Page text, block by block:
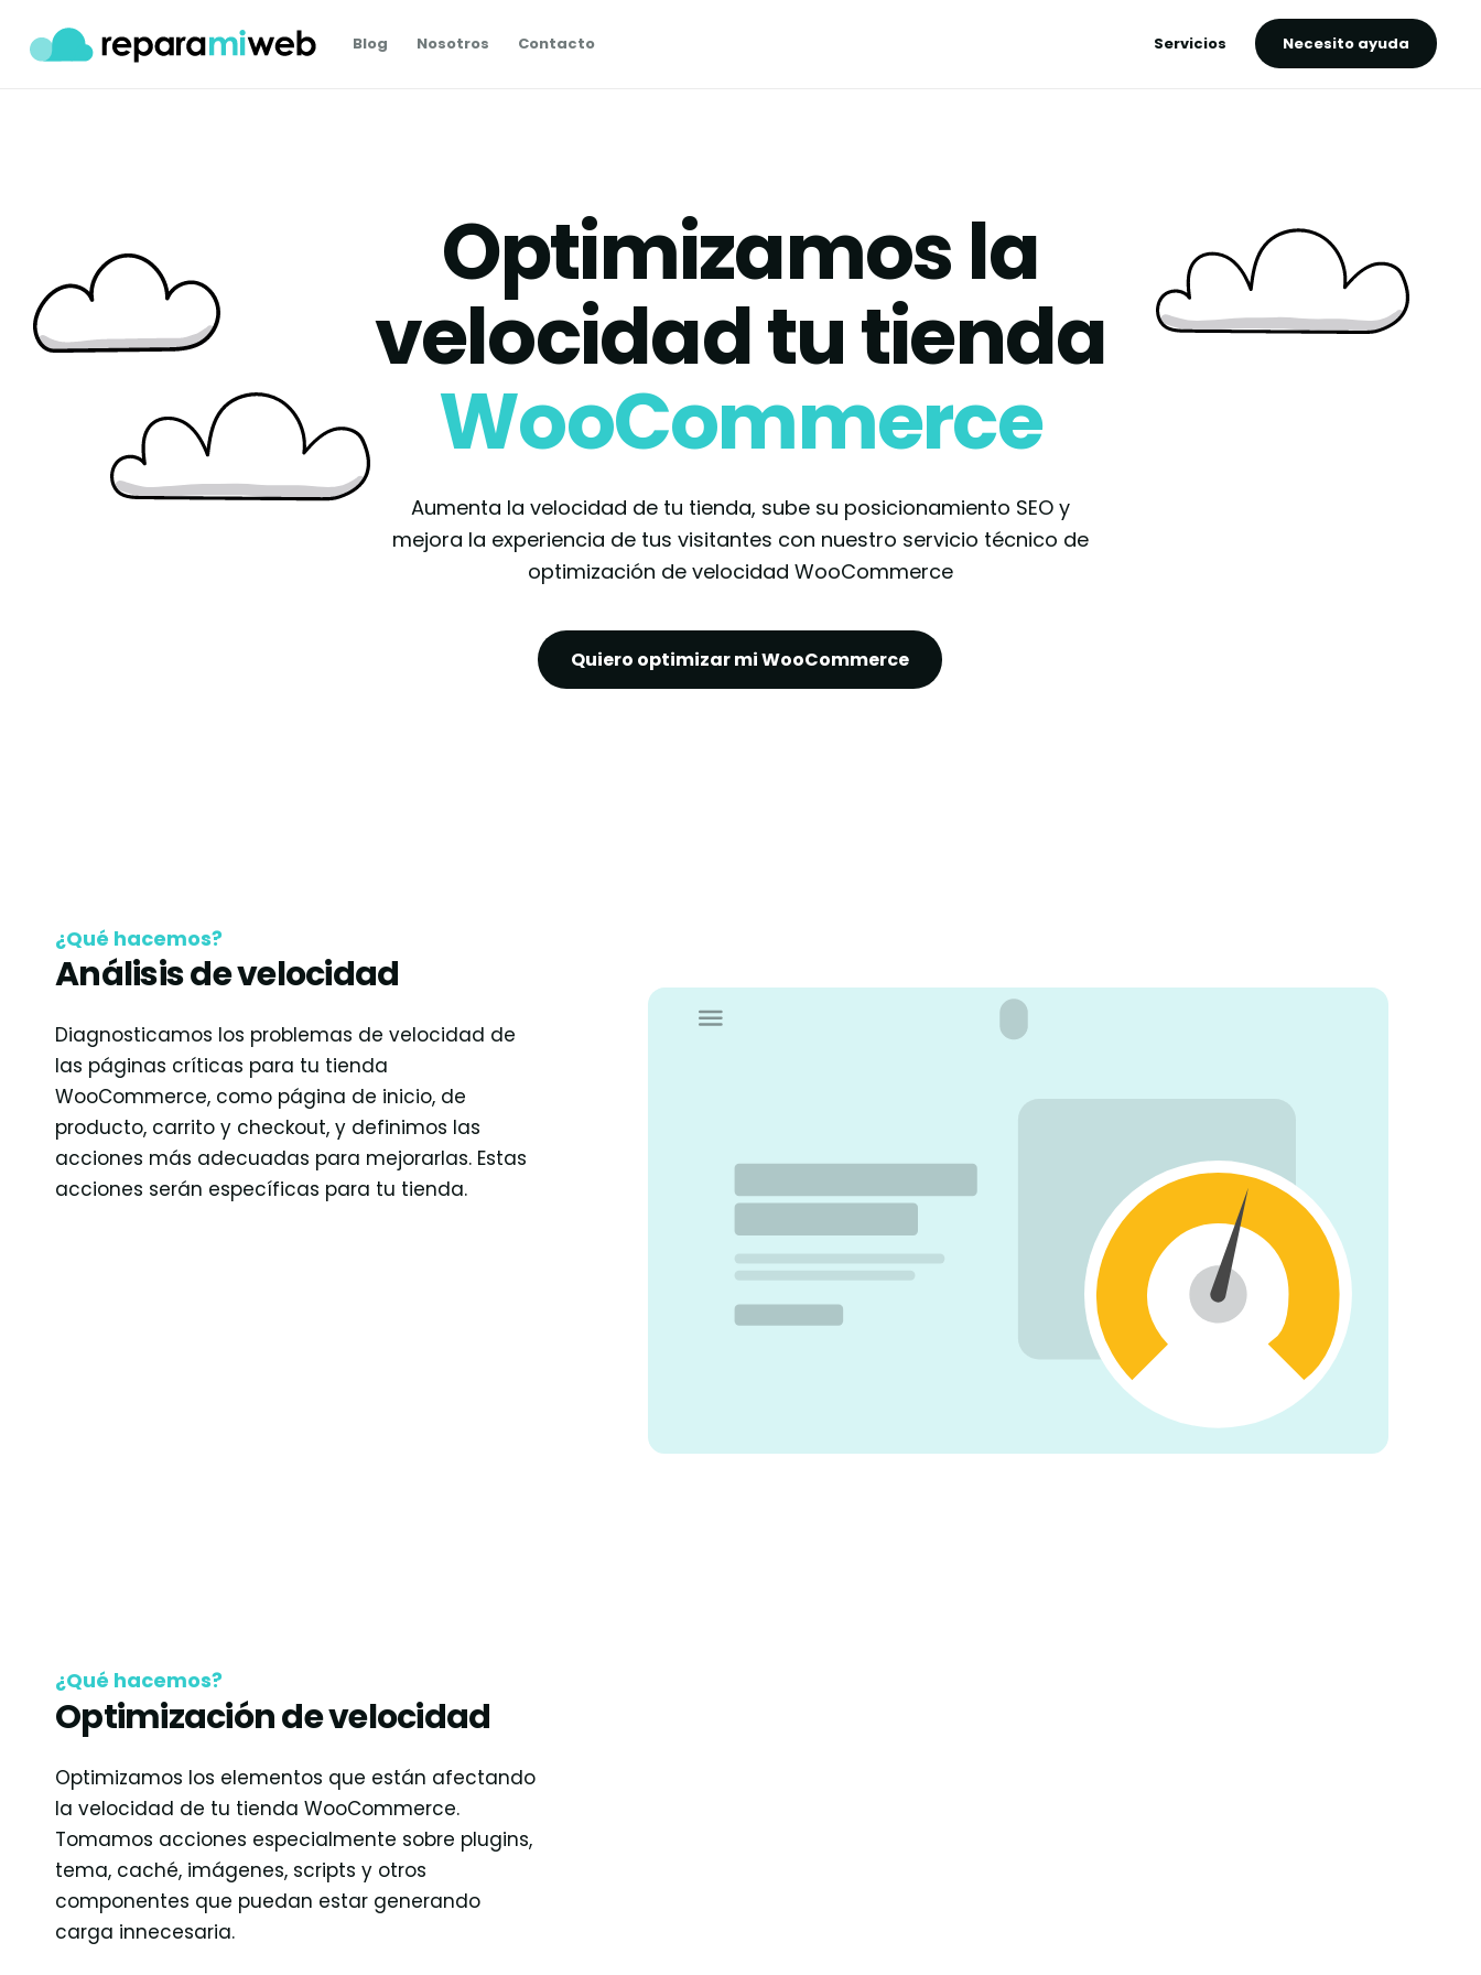
Blog Nosotros Contacto Servicios Necesito ayuda
Optimizamos la
velocidad tu tienda
WooCommerce
Aumenta la velocidad de tu tienda, sube su posicionamiento SEO y
mejora la experiencia de tus visitantes con nuestro servicio técnico de
optimización de velocidad WooCommerce
Quiero optimizar mi WooCommerce
¿Qué hacemos?
Análisis de velocidad
Diagnosticamos los problemas de velocidad de
las páginas críticas para tu tienda
WooCommerce, como página de inicio, de
producto, carrito y checkout, y definimos las
acciones más adecuadas para mejorarlas. Estas
acciones serán específicas para tu tienda.
¿Qué hacemos?
Optimización de velocidad
Optimizamos los elementos que están afectando
la velocidad de tu tienda WooCommerce.
Tomamos acciones especialmente sobre plugins,
tema, caché, imágenes, scripts y otros
componentes que puedan estar generando
carga innecesaria.